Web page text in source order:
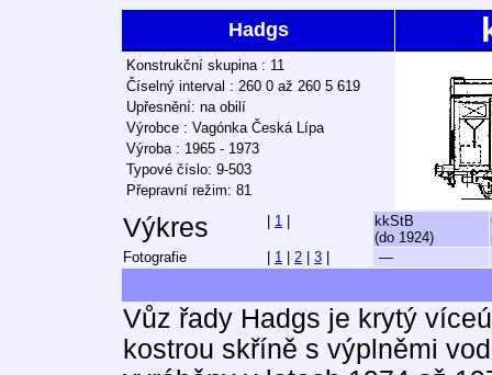
Hadgs
Konstrukční skupina : 11
Číselný interval : 260 0 až 260 5 619
Upřesnění: na obilí
Výrobce : Vagónka Česká Lípa
Výroba : 1965 - 1973
Typové číslo: 9-503
Přepravní režim: 81
Výkres 1
kkStB
(do 1924)
Fotografie
1 2 3 —
Vůz řady Hadgs je krytý
kostrou skříně s výplněmi